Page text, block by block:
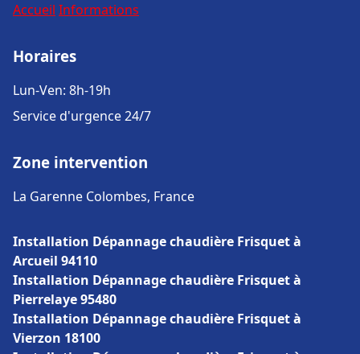
Accueil Informations
Horaires
Lun-Ven: 8h-19h
Service d'urgence 24/7
Zone intervention
La Garenne Colombes, France
Installation Dépannage chaudière Frisquet à
Arcueil 94110
Installation Dépannage chaudière Frisquet à
Pierrelaye 95480
Installation Dépannage chaudière Frisquet à
Vierzon 18100